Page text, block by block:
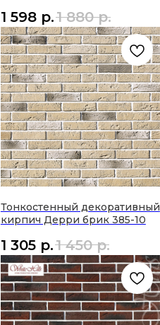
1 598 р.1 880 р.
Тонкостенный декоративный
кирпич Дерри брик 385-10
1 305 р.1 450 р.